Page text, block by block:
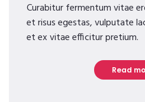
Curabitur fermentum vitae
et risus egestas, vulputate
et ex vitae efficitur pretium.
Read